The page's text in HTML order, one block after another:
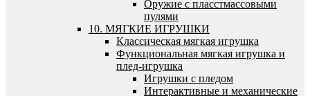
Оружие с пласстмассовыми
пулями
10. МЯГКИЕ ИГРУШКИ
Классическая мягкая игрушка
Функциональная мягкая игрушка и
плед-игрушка
Игрушки с пледом
Интерактивные и механические